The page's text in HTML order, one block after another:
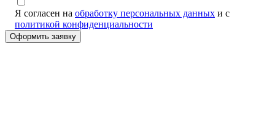
Я согласен на обработку персональных данных и с
политикой конфиденциальности